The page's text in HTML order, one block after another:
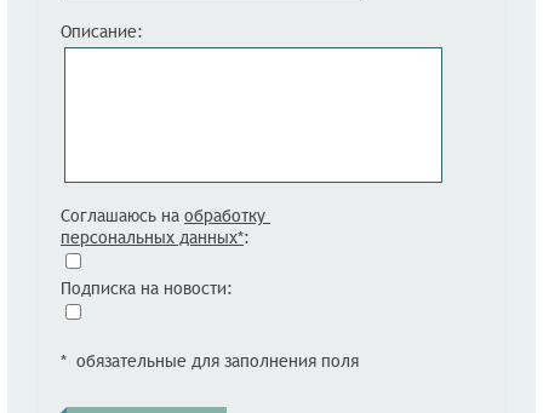
Описание:
Соглашаюсь на обработку
персональных данных*:
Подписка на новости:
* обязательные для заполнения поля